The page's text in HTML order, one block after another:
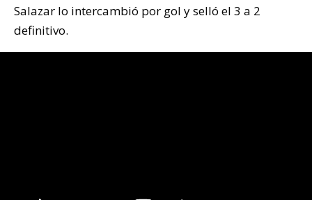
Salazar lo intercambió por gol y selló el 3 a 2
definitivo.